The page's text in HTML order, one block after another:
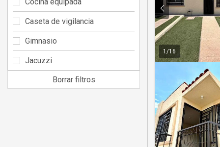
1 /16
Caseta de vigilancia
Gimnasio
Jacuzzi
Borrar filtros